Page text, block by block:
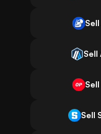
Sell
Sell
Sell
Sell